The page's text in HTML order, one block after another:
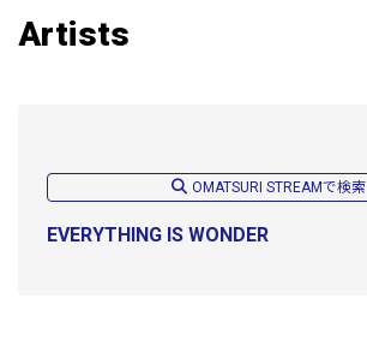
Artists
OMATSURI STREAMで検索
EVERYTHING IS WONDER